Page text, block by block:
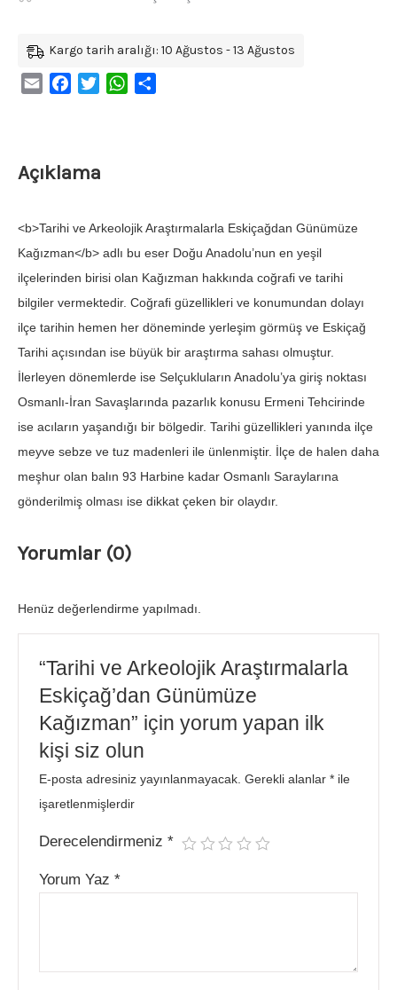
Kargo tarih aralığı: 10 Ağustos - 13 Ağustos
Email FacebookTwitterWhatsApp
Açıklama
<b>Tarihi ve Arkeolojik Araştırmalarla Eskiçağdan Günümüze
Kağızman</b> adlı bu eser Doğu Anadolu’nun en yeşil
ilçelerinden birisi olan Kağızman hakkında coğrafi ve tarihi
bilgiler vermektedir. Coğrafi güzellikleri ve konumundan dolayı
ilçe tarihin hemen her döneminde yerleşim görmüş ve Eskiçağ
Tarihi açısından ise büyük bir araştırma sahası olmuştur.
İlerleyen dönemlerde ise Selçukluların Anadolu’ya giriş noktası
Osmanlı-İran Savaşlarında pazarlık konusu Ermeni Tehcirinde
ise acıların yaşandığı bir bölgedir. Tarihi güzellikleri yanında ilçe
meyve sebze ve tuz madenleri ile ünlenmiştir. İlçe de halen daha
meşhur olan balın 93 Harbine kadar Osmanlı Saraylarına
gönderilmiş olması ise dikkat çeken bir olaydır.
Yorumlar (0)
Henüz değerlendirme yapılmadı.
“Tarihi ve Arkeolojik Araştırmalarla
Eskiçağ’dan Günümüze
Kağızman” için yorum yapan ilk
kişi siz olun
E-posta adresiniz yayınlanmayacak. Gerekli alanlar* ile
işaretlenmişlerdir
Derecelendirmeniz*
Yorum Yaz*